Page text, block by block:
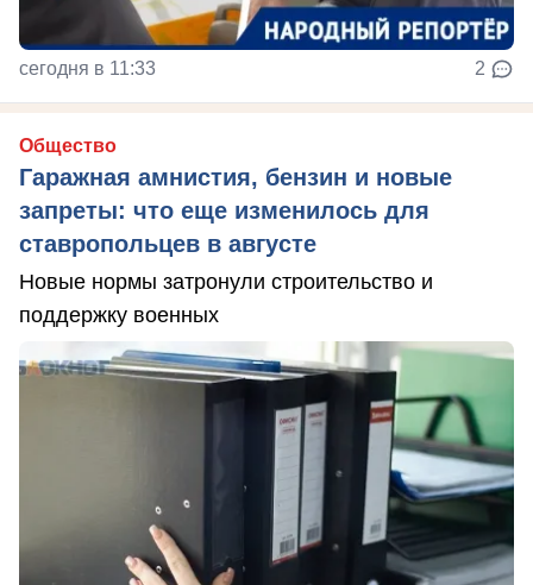
сегодня в 11:33 2
Общество
Гаражная амнистия, бензин и новые
запреты: что еще изменилось для
ставропольцев в августе
Новые нормы затронули строительство и
поддержку военных